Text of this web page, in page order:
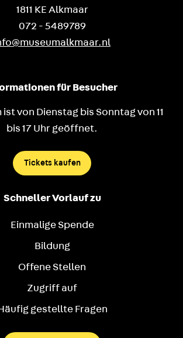
1811 KE Alkmaar
072 - 5489789
für Besucher
ist von Dienstag bis Sonntag von 11
bis 17 Uhr geöffnet.
Tickets kaufen
Schneller Vorlauf zu
Einmalige Spende
Bildung
Offene Stellen
Zugriff auf
gestellte Fragen